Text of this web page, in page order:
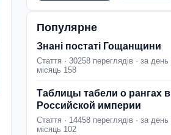
Популярне
Знані постаті Гощанщини
Стаття · 30258 переглядів · за день
місяць 158
Таблицы табели о рангах в
Российской империи
Стаття · 14458 переглядів · за день
місяць 102